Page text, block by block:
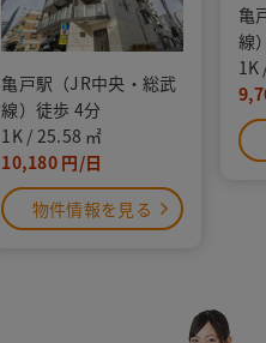
亀戸駅（JR中央・総武
線）徒歩 4分
1K
25.58
10,180
物件情報を見る
亀
線
1K